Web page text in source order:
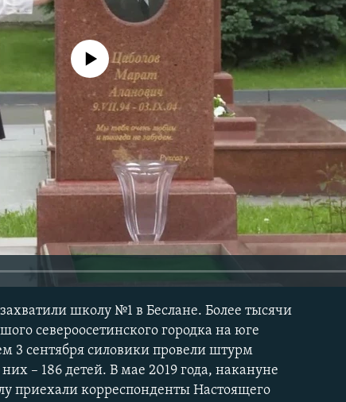
media source currently available
школу №1 в Беслане. Более тысячи
североосетинского городка на юге
3 сентября силовики провели штурм
– 186 детей. В мае 2019 года, накануне
приехали корреспонденты Настоящего